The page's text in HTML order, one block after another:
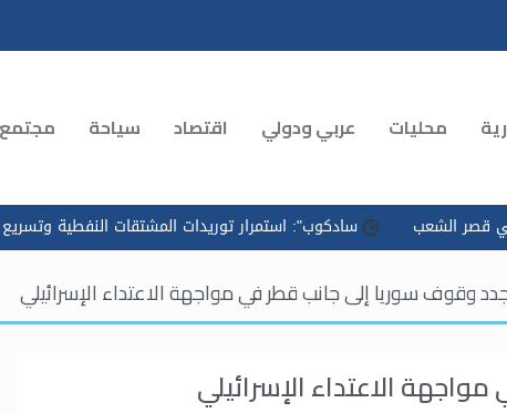
محليات عربي ودولي اقتصاد سياحة
سادكوب": استمرار توريدات المشتقات النفطية وتسريع التوزيع
وقوف سوريا إلى جانب قطر في مواجهة الاعتداء الإسرائيلي
الاعتداء الإسرائيلي